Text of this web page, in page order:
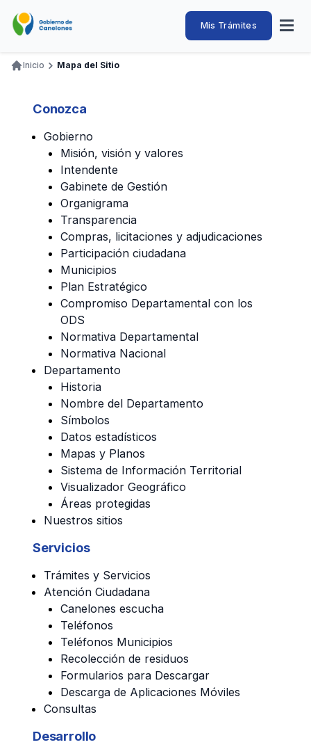
contenido
IntendenciaAbrir
Navegación
principal
Buscar
Mis Trámites
Ingresar
Llamados Laborales
Adquisiciones
Canelones Te Escucha
Teléfonos
Inicio Mapa del Sitio
Conozca
Gobierno
Misión, visión y valores
Intendente
Gabinete de Gestión
Organigrama
Transparencia
Compras, licitaciones y adjudicaciones
Participación ciudadana
Municipios
Plan Estratégico
Compromiso Departamental con los
ODS
Normativa Departamental
Normativa Nacional
Departamento
Historia
Nombre del Departamento
Símbolos
Datos estadísticos
Mapas y Planos
Sistema de Información Territorial
Visualizador Geográfico
Áreas protegidas
Nuestros sitios
Servicios
Trámites y Servicios
Atención Ciudadana
Canelones escucha
Teléfonos
Teléfonos Municipios
Recolección de residuos
Formularios para Descargar
Descarga de Aplicaciones Móviles
Consultas
Desarrollo